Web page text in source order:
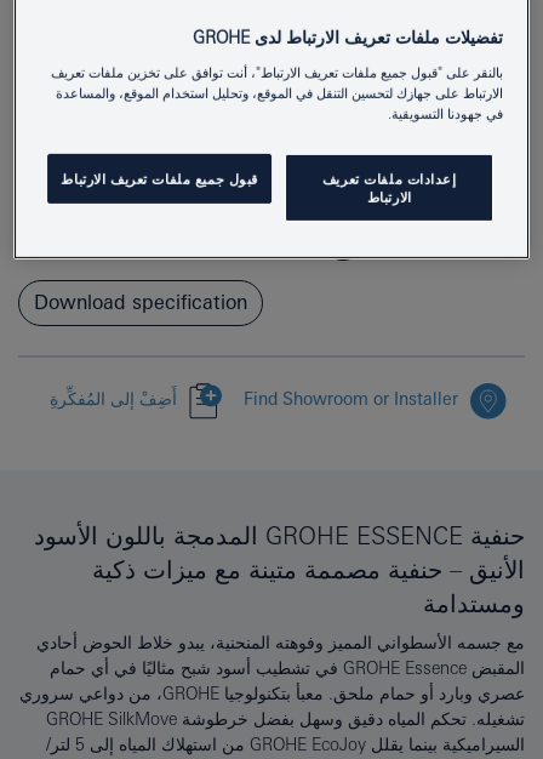
4005176782398
Download specification
Find Showroom or Installer أَضِفْ إلى المُفكِّرةِ
حنفية GROHE ESSENCE المدمجة باللون الأسود
الأنيق – حنفية مصممة متينة مع ميزات ذكية
ومستدامة
مع جسمه الأسطواني المميز وفوهته المنحنية، يبدو خلاط الحوض أحادي
المقبض GROHE Essence في تشطيب أسود شبح مثاليًا في أي حمام
عصري وبارد أو حمام ملحق. معبأ بتكنولوجيا GROHE، من دواعي سروري
تشغيله. تحكم المياه دقيق وسهل بفضل خرطوشة GROHE SilkMove
السيراميكية بينما يقلل GROHE EcoJoy من استهلاك المياه إلى 5 لتر/
تفضيلات ملفات تعريف الارتباط لدى GROHE
بالنقر على "قبول جميع ملفات تعريف الارتباط"، أنت توافق على تخزين ملفات تعريف
الارتباط على جهازك لتحسين التنقل في الموقع، وتحليل استخدام الموقع، والمساعدة
في جهودنا التسويقية.
إعدادات ملفات تعريف
الارتباط
قبول جميع ملفات تعريف الارتباط